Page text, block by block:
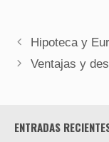
Hipoteca y
Ventajas y
ENTRADAS